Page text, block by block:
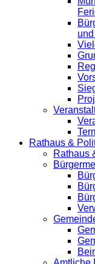
Rathaus &
Rathaus